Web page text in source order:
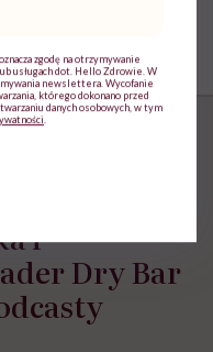
jest dno”.
i
Dry Bar
zgodę na otrzymywanie
usługach dot. Hello Zdrowie. W
newslettera. Wycofanie
którego dokonano przed
danych osobowych, w tym